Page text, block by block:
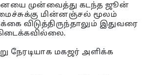
முன்வைத்து கடந்த ஜூன்
மின்னஞ்சல் மூலம்
விடுத்திருந்தாலும் இதுவரை
நேரடியாக மகஜர் அளிக்க